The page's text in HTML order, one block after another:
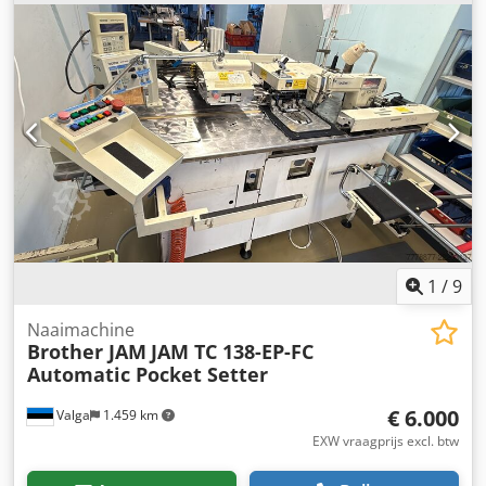
Gereedschaphouder: BT30. Besturing: Brother CNC-400,
machinegewicht: ca. 2000kg, inclusief handleiding.
Bezichtiging op afspraak mogelijk. Dkjdpfex Ecu Eox Ab Sjr
1 /9
Valga 1.459 km
Naaimachine
Brother JAM JAM TC 138-EP-FC
Automatic Pocket Setter
€ 6.000
EXW vraagprijs excl. btw